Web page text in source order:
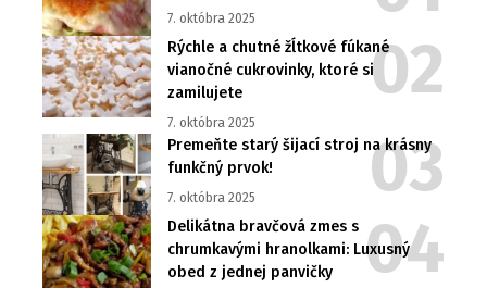
7. októbra 2025
Rýchle a chutné žĺtkové fúkané
vianočné cukrovinky, ktoré si
zamilujete
7. októbra 2025
Premeňte starý šijací stroj na krásny
funkčný prvok!
7. októbra 2025
Delikátna bravčová zmes s
chrumkavými hranolkami: Luxusný
obed z jednej panvičky